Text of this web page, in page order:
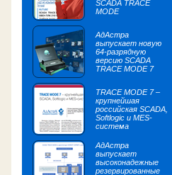
SCADA TRACE
MODE
АдАстра
выпускает новую
64-разрядную
версию SCADA
TRACE MODE 7
TRACE MODE 7 –
крупнейшая
российская SCADA,
Softlogic и MES-
система
АдАстра
выпускает
высоконадежные
резервированные